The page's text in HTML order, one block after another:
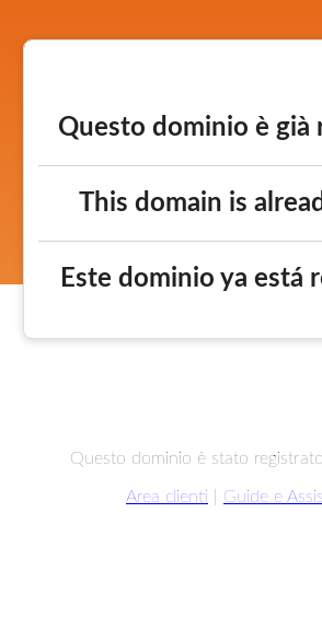
Questo dominio è già
This domain is
Este dominio ya está
Questo dominio è stato
Area clienti Guide e